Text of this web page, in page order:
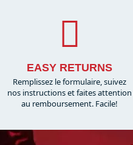
EASY RETURNS
Remplissez le formulaire, suivez
nos instructions et faites attention
au remboursement. Facile!